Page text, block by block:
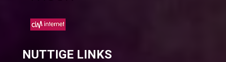
NUTTIGE LINKS